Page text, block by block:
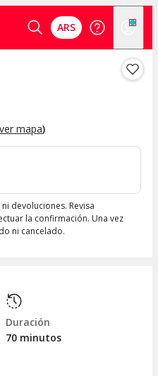
ARS
ver mapa)
devoluciones. Revisa
la confirmación. Una vez
ni cancelado.
Duración
70 minutos